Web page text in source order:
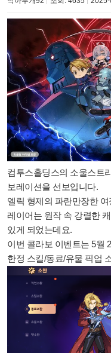
컴투스홀딩스의 소울스트
보레이션을 선보입니다.
엘릭 형제의 파란만장한
레이어는 원작 속 강렬한
있게 되었는데요.
이번 콜라보 이벤트는 5월
한정 스킬/동료/유물 픽업